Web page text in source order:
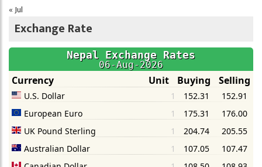
« Jul
Exchange Rate